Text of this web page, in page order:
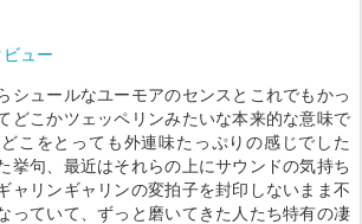
ビュー
シュールなユーモアのセンスとこれでもかっ
どこかツェッペリンみたいな本来的な意味で
こをとっても外連味たっぷりの感じでした
挙句、最近はそれらの上にサウンドの気持ち
ャリンギャリンの変拍子を封印しないまま不
っていて、ずっと磨いてきた人たち特有の凄